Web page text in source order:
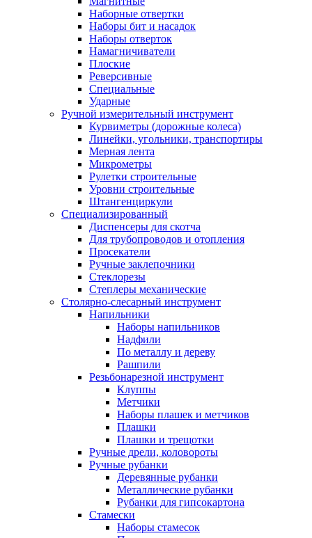
Наборные отвертки
Наборы бит и насадок
Наборы отверток
Намагничиватели
Плоские
Реверсивные
Специальные
Ударные
Ручной измерительный инструмент
Курвиметры (дорожные колеса)
Линейки, угольники, транспортиры
Мерная лента
Микрометры
Рулетки строительные
Уровни строительные
Штангенциркули
Специализированный
Диспенсеры для скотча
Для трубопроводов и отопления
Просекатели
Ручные заклепочники
Стеклорезы
Степлеры механические
Столярно-слесарный инструмент
Напильники
Наборы напильников
Надфили
По металлу и дереву
Рашпили
Резьбонарезной инструмент
Клуппы
Метчики
Наборы плашек и метчиков
Плашки
Плашки и трещотки
Ручные дрели, коловороты
Ручные рубанки
Деревянные рубанки
Металлические рубанки
Рубанки для гипсокартона
Стамески
Наборы стамесок